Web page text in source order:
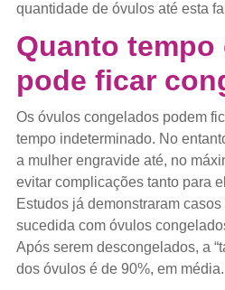
quantidade de óvulos até esta
Quanto
pode ficar
Os óvulos congelados podem
tempo indeterminado. No
a mulher engravide até, no
evitar complicações tanto para
Estudos já demonstraram
sucedida com óvulos
Após serem descongelados, a
dos óvulos é de 90%, em média.